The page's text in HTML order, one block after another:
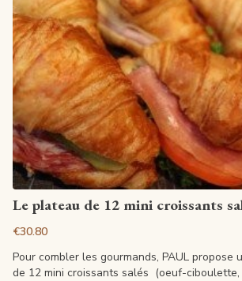
View article
Le plateau de 12 mini croissants
€30.80
Pour combler les gourmands, PAUL propose
de 12 mini croissants salés (oeuf-